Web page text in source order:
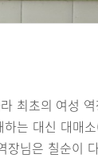
최초의 여성
는 대신 대매
장님은 칠순이